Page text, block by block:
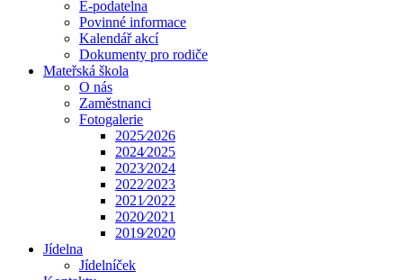
E-podatelna
Povinné informace
Kalendář akcí
Dokumenty pro rodiče
Mateřská škola
O nás
Zaměstnanci
Fotogalerie
2025⁄2026
2024⁄2025
2023⁄2024
2022⁄2023
2021⁄2022
2020⁄2021
2019⁄2020
Jídelna
Jídelníček